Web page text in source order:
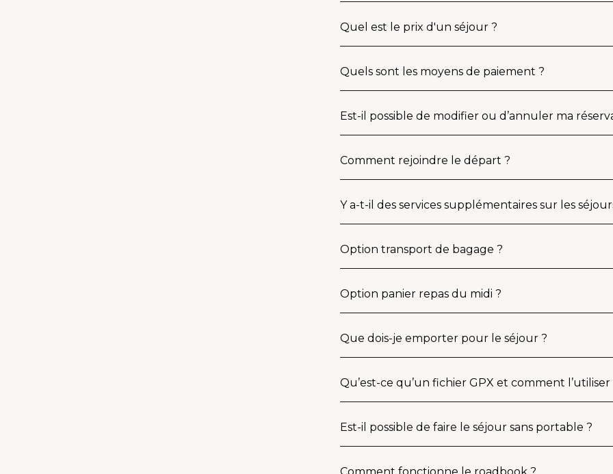
Quel est le prix d'un séjour ?
Quels sont les moyens de paiement ?
Est-il possible de modifier ou d’annuler ma
Comment rejoindre le départ ?
Y a-t-il des services supplémentaires sur les
Option transport de bagage ?
Option panier repas du midi ?
Que dois-je emporter pour le séjour ?
Qu’est-ce qu’un fichier GPX et comment l’utiliser
Est-il possible de faire le séjour sans portable ?